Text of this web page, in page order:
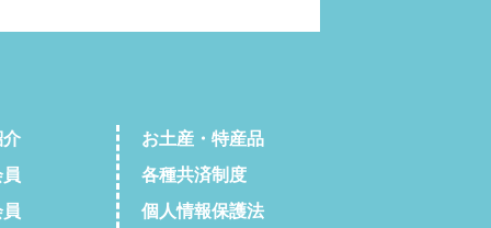
介
お土産・特産品
各種共済制度
個人情報保護法